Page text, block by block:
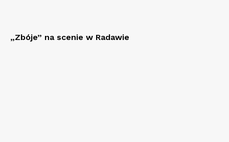
„Zbóje” na scenie w Radawie